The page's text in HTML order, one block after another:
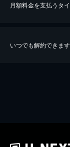
※40％ポイント還元の対
iOSアプリのUコイン決
月額料金を支払うタ
いつでも解約できま